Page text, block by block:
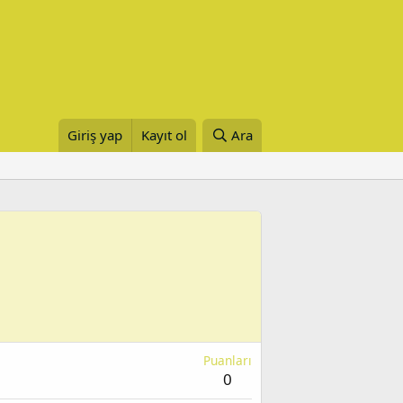
Giriş yap Kayıt ol Ara
Puanları
0